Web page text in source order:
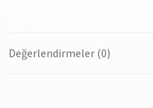
Değerlendirmeler (0)